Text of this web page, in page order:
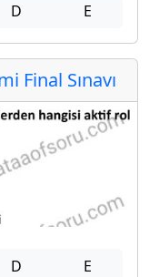
D E
Final Sınavı
D E